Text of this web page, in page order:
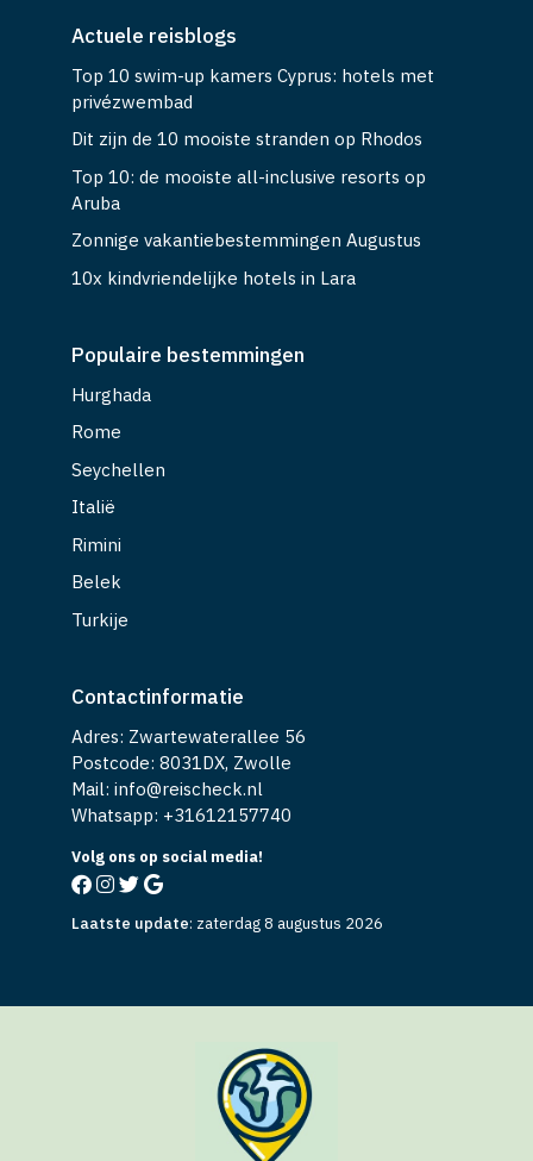
Actuele reisblogs
Top 10 swim-up kamers Cyprus: hotels met
privézwembad
Dit zijn de 10 mooiste stranden op Rhodos
Top 10: de mooiste all-inclusive resorts op
Aruba
Zonnige vakantiebestemmingen Augustus
10x kindvriendelijke hotels in Lara
Populaire bestemmingen
Hurghada
Rome
Seychellen
Italië
Rimini
Belek
Turkije
Contactinformatie
Adres: Zwartewaterallee 56
Postcode: 8031DX, Zwolle
Mail: info@reischeck.nl
Whatsapp: +31612157740
Volg ons op social media!
Laatste update: zaterdag 8 augustus 2026